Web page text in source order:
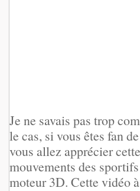
Je ne savais pas trop
le cas, si vous êtes fan
vous allez apprécier
mouvements des
moteur 3D. Cette vidéo